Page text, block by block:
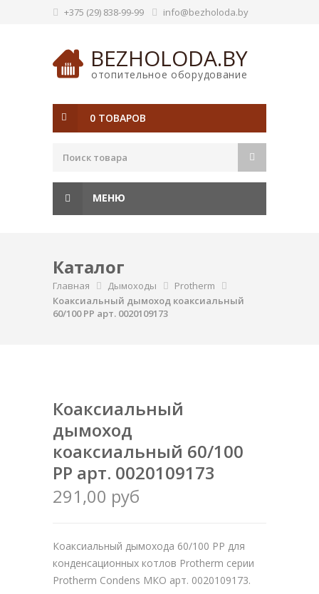
+375 (29) 838-99-99 info@bezholoda.by
BEZHOLODA.BY
отопительное оборудование
0 ТОВАРОВ
МЕНЮ
Каталог
Главная Дымоходы
Protherm
Коаксиальный дымоход коаксиальный
60/100 PP арт. 0020109173
Коаксиальный
дымоход
коаксиальный 60/100
PP арт. 0020109173
291,00 руб
Коаксиальный дымохода 60/100 PP для
конденсационных котлов Protherm серии
Protherm Condens МКО арт. 0020109173.